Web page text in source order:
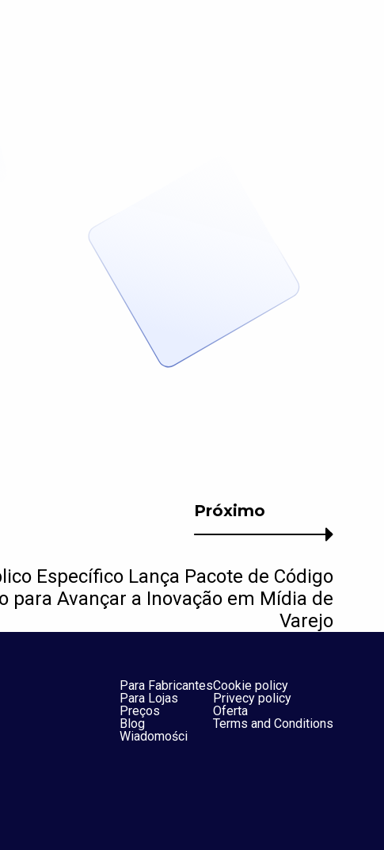
Próximo
Específico Lança Pacote de Código
para Avançar a Inovação em Mídia de
Varejo
Para Fabricantes
Para Lojas
Preços
Blog
Wiadomości
Cookie policy
Privecy policy
Oferta
Terms and Conditions